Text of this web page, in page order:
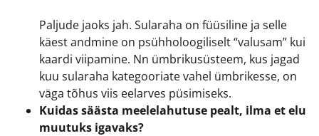
Paljude jaoks jah. Sularaha on füüsiline ja selle
käest andmine on psühholoogiliselt “valusam” kui
kaardi viipamine. Nn ümbrikusüsteem, kus jagad
kuu sularaha kategooriate vahel ümbrikesse, on
väga tõhus viis eelarves püsimiseks.
Kuidas säästa meelelahutuse pealt, ilma et elu
muutuks igavaks?